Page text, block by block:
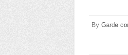
By Garde